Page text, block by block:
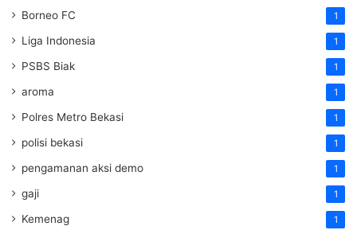
Borneo FC 1
Liga Indonesia 1
PSBS Biak 1
aroma 1
Polres Metro Bekasi 1
polisi bekasi 1
pengamanan aksi demo 1
gaji 1
Kemenag 1